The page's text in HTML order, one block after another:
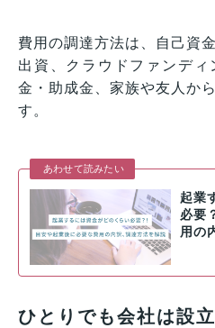
費用の調達方法は、自己資
出資、クラウドファンデ
金・助成金、家族や友人か
す。
あわせて読みたい
起業
必要
用の
ひとりでも会社は設